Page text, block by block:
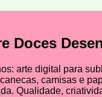
Doces
arte digital para
camisas e
Qualidade,